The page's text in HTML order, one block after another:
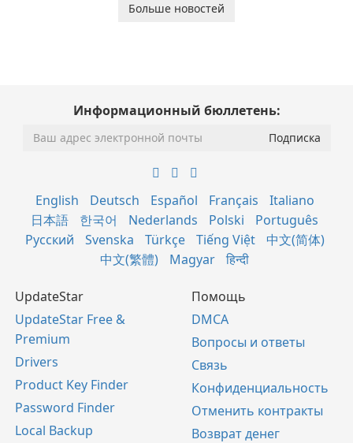
Больше новостей
Информационный бюллетень:
English Deutsch Español Français
Italiano
日本語
한국어 Nederlands Polski
Português
Русский
Svenska Türkçe Tiếng Việt
中文(简体)
中文(繁體)
Magyar हिन्दी
UpdateStar
UpdateStar Free &
Premium
Drivers
Product Key Finder
Password Finder
Local Backup
Помощь
DMCA
Вопросы и ответы
Связь
Конфиденциальность
Отменить контракты
Возврат денег